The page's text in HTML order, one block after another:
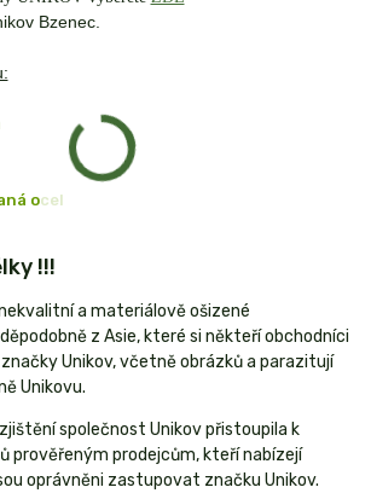
Bzenec.
ocel
!!!
a materiálově ošizené
z Asie, které si někteří obchodníci
Unikov, včetně obrázků a parazitují
Unikovu.
společnost Unikov přistoupila k
prověřeným prodejcům, kteří nabízejí
oprávněni zastupovat značku Unikov.